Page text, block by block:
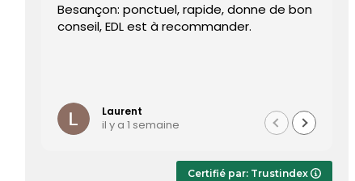
Besançon: ponctuel, rapide, donne de bon
conseil, EDL est à recommander.
Laurent
il y a 1 semaine
Certifié par: Trustindex